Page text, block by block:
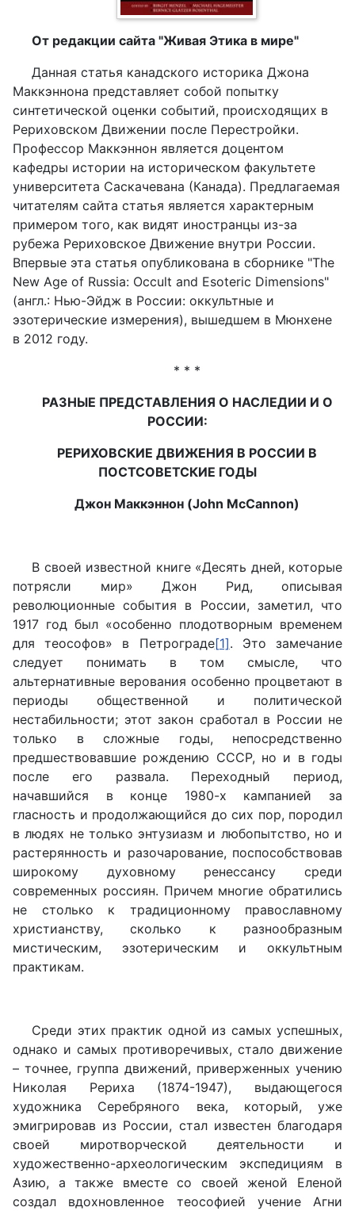
От редакции сайта "Живая Этика в мире"
Данная статья канадского историка Джона
Маккэннона представляет собой попытку
синтетической оценки событий, происходящих в
Рериховском Движении после Перестройки.
Профессор Маккэннон является доцентом
кафедры истории на историческом факультете
университета Саскачевана (Канада). Предлагаемая
читателям сайта статья является характерным
примером того, как видят иностранцы из-за
рубежа Рериховское Движение внутри России.
Впервые эта статья опубликована в cборнике "The
New Age of Russia: Occult and Esoteric Dimensions"
(англ.: Нью-Эйдж в России: оккультные и
эзотерические измерения), вышедшем в Мюнхене
в 2012 году.
* * *
РАЗНЫЕ ПРЕДСТАВЛЕНИЯ О НАСЛЕДИИ И О
РОССИИ:
РЕРИХОВСКИЕ ДВИЖЕНИЯ В РОССИИ В
ПОСТСОВЕТСКИЕ ГОДЫ
Джон Маккэннон (John McCannon)
В своей известной книге «Десять дней, которые
потрясли мир» Джон Рид, описывая
революционные события в России, заметил, что
1917 год был «особенно плодотворным временем
для теософов» в Петрограде[1]. Это замечание
следует понимать в том смысле, что
альтернативные верования особенно процветают в
периоды общественной и политической
нестабильности; этот закон сработал в России не
только в сложные годы, непосредственно
предшествовавшие рождению СССР, но и в годы
после его развала. Переходный период,
начавшийся в конце 1980-х кампанией за
гласность и продолжающийся до сих пор, породил
в людях не только энтузиазм и любопытство, но и
растерянность и разочарование, поспособствовав
широкому духовному ренессансу среди
современных россиян. Причем многие обратились
не столько к традиционному православному
христианству, сколько к разнообразным
мистическим, эзотерическим и оккультным
практикам.
Среди этих практик одной из самых успешных,
однако и самых противоречивых, стало движение
– точнее, группа движений, приверженных учению
Николая Рериха (1874-1947), выдающегося
художника Серебряного века, который, уже
эмигрировав из России, стал известен благодаря
своей миротворческой деятельности и
художественно-археологическим экспедициям в
Азию, а также вместе со своей женой Еленой
создал вдохновленное теософией учение Агни